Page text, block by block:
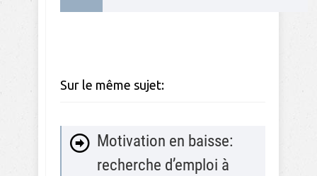
Sur le même sujet:
Motivation en baisse:
recherche d’emploi à